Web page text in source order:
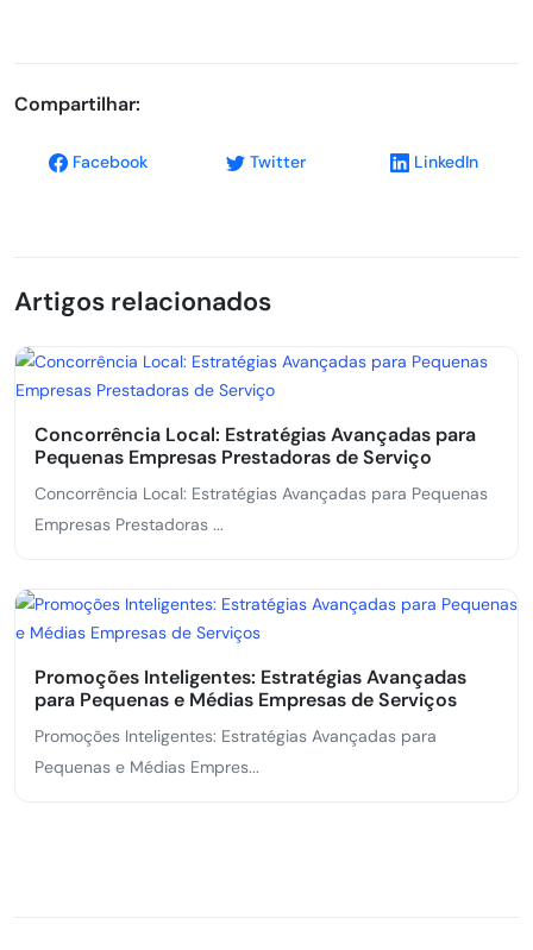
Compartilhar:
Facebook Twitter LinkedIn
Artigos relacionados
Concorrência Local: Estratégias Avançadas para
Pequenas Empresas Prestadoras de Serviço
Concorrência Local: Estratégias Avançadas para Pequenas
Empresas Prestadoras ...
Promoções Inteligentes: Estratégias Avançadas
para Pequenas e Médias Empresas de Serviços
Promoções Inteligentes: Estratégias Avançadas para
Pequenas e Médias Empres...